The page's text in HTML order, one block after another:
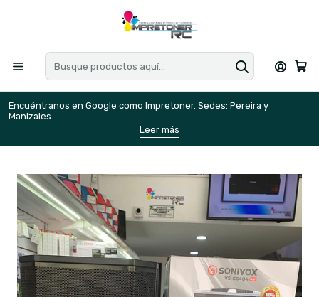
Encuéntranos en Google como Impretoner. Sedes: Pereira y
Manizales.
Leer más